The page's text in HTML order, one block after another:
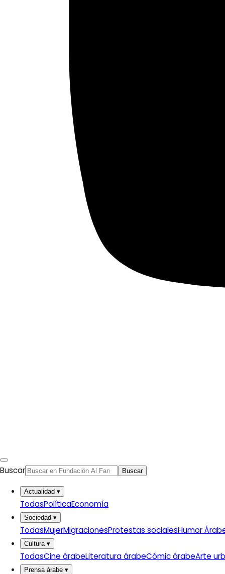
Buscar Buscar
Actualidad ▾
TodasPolíticaEconomía
Sociedad ▾
TodasMujerMigracionesProtestas socialesHumor
Cultura ▾
TodasCine árabeLiteratura árabeCómic árabeArte
Prensa árabe ▾
Fundación Al Fanar acerca la realidad social, política y
cultural del mundo árabe a través de publicaciones,
proyectos, análisis y actividades.